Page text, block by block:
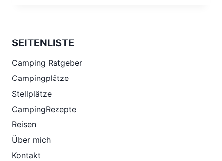
SEITENLISTE
Camping Ratgeber
Campingplätze
Stellplätze
CampingRezepte
Reisen
Über mich
Kontakt